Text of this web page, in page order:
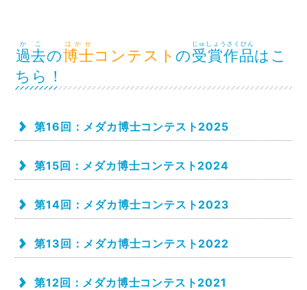
過去
かこ
の博士
はかせ
コンテストの受賞作品
じゅしょうさくひん
はこ
ちら！
第16回：メダカ博士コンテスト2025
第15回：メダカ博士コンテスト2024
第14回：メダカ博士コンテスト2023
第13回：メダカ博士コンテスト2022
第12回：メダカ博士コンテスト2021